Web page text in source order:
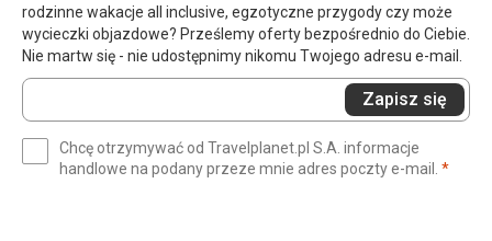
rodzinne wakacje all inclusive, egzotyczne przygody czy może
wycieczki objazdowe? Prześlemy oferty bezpośrednio do Ciebie.
Nie martw się - nie udostępnimy nikomu Twojego adresu e-mail.
Wprowadź
swój
(wymagane)
Zapisz się
Chcę otrzymywać od Travelplanet.pl S.A. informacje
handlowe na podany przeze mnie adres poczty e-mail. *